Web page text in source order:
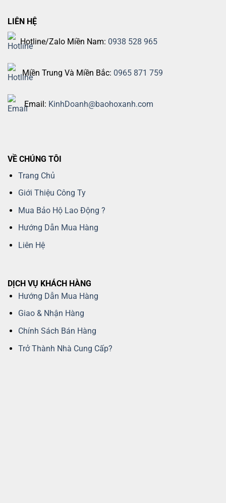
LIÊN HỆ
Hotline/Zalo Miền Nam: 0938 528 965
Miền Trung Và Miền Bắc: 0965 871 759
Email: KinhDoanh@baohoxanh.com
VỀ CHÚNG TÔI
Trang Chủ
Giới Thiệu Công Ty
Mua Bảo Hộ Lao Động ?
Hướng Dẫn Mua Hàng
Liên Hệ
DỊCH VỤ KHÁCH HÀNG
Hướng Dẫn Mua Hàng
Giao & Nhận Hàng
Chính Sách Bán Hàng
Trở Thành Nhà Cung Cấp?